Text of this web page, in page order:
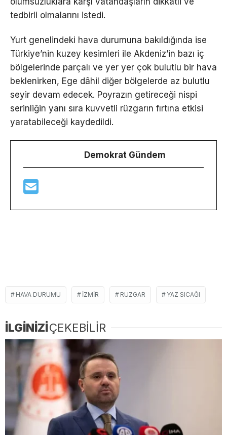
tedbirli olmalarını istedi.
Yurt genelindeki hava durumuna bakıldığında ise
Türkiye’nin kuzey kesimleri ile Akdeniz’in bazı iç
bölgelerinde parçalı ve yer yer çok bulutlu bir hava
beklenirken, Ege dâhil diğer bölgelerde az bulutlu
seyir devam edecek. Poyrazın getireceği nispi
serinliğin yanı sıra kuvvetli rüzgarın fırtına etkisi
yaratabileceği kaydedildi.
Demokrat Gündem
HAVA DURUMU IZMIR RÜZGAR YAZ SICAĞI
İLGİNİZİÇEKEBİLİR